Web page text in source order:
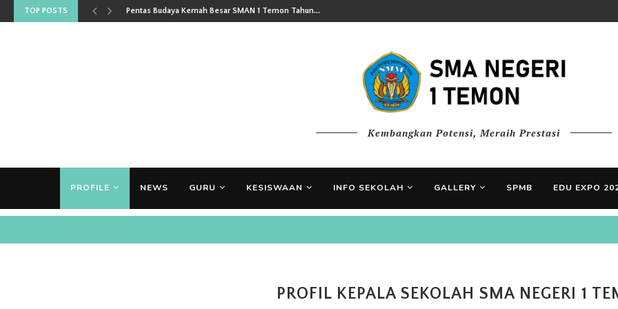
TOP POSTS Pentas Budaya Kemah Besar SMAN 1 Temon Tahun...
Kembangkan Potensi, Meraih Prestasi
PROFILE NEWS GURU KESISWAAN INFO SEKOLAH GALLERY SPMB EDU EXPO
PROFIL KEPALA SEKOLAH SMA NEGERI 1